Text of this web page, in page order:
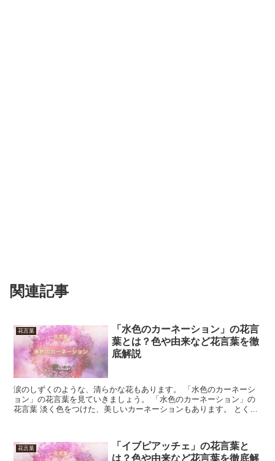
関連記事
花言葉
「水色のカーネーション」の花言
葉とは？色や由来など花言葉を徹
底解説
涙のしずくのような、清らかな花もあります。 「水色のカーネーシ
ョン」の花言葉を見ていきましょう。 「水色のカーネーション」の
花言葉 淡く色をつけた、美しいカーネーションもあります。 とくに
花言葉
「イブピアッチェ」の花言葉と
は？色や由来など花言葉を徹底解